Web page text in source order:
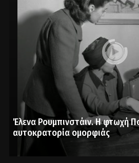
Έλενα Ρουμπινστάιν. Η φτωχή
αυτοκρατορία ομορφιάς